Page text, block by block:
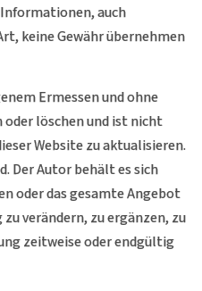
auch
keine Gewähr übernehmen
Ermessen und ohne
oder löschen und ist nicht
Website zu aktualisieren.
Der Autor behält es sich
oder das gesamte Angebot
verändern, zu ergänzen, zu
zeitweise oder endgültig